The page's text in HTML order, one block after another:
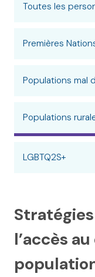
Toutes les
Premières
Populations mal
Populations
LGBTQ2S+
l’accès